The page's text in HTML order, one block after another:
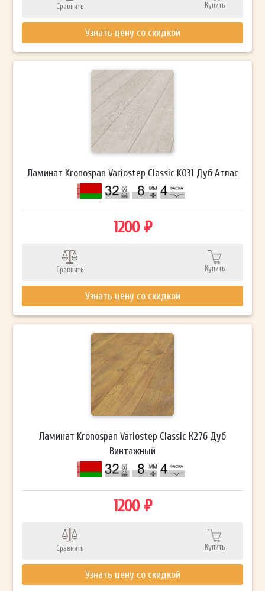
Сравнить Купить
Узнать цену со скидкой
Ламинат Kronospan Variostep Classic K031 Дуб Атлас
1200 ₽
Сравнить Купить
Узнать цену со скидкой
Ламинат Kronospan Variostep Classic К276 Дуб
Винтажный
1200 ₽
Сравнить Купить
Узнать цену со скидкой